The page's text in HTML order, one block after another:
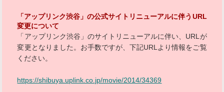
「アップリンク渋谷」の公式サイトリニューアルに伴うURL
変更について
「アップリンク渋谷」のサイトリニューアルに伴い、URLが
変更となりました。お手数ですが、下記URLより情報をご覧
ください。
https://shibuya.uplink.co.jp/movie/2014/34369